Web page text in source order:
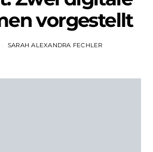
vorgestellt
SARAH ALEXANDRA FECHLER